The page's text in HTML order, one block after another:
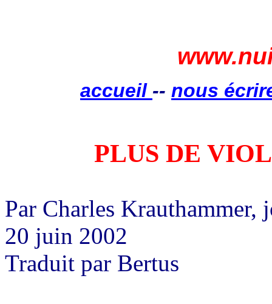
accueil -- nous
PLUS DE
Par Charles Krauthammer,
20 juin 2002
Traduit par Bertus